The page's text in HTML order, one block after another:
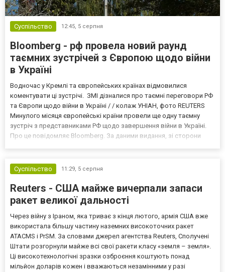
Суспільство 12:45, 5 серпня
Bloomberg - рф провела новий раунд
таємних зустрічей з Європою щодо війни
в Україні
Водночас у Кремлі та європейських країнах відмовилися
коментувати ці зустрічі. ЗМІ дізналися про таємні переговори РФ
та Європи щодо війни в Україні / / колаж УНІАН, фото REUTERS
Минулого місяця європейські країни провели ще одну таємну
зустріч з представниками РФ щодо завершення війни в Україні.
Про це повідомляє Bloomberg. За даними видання, зі сторони
Суспільство
11:29, 5 серпня
Reuters - США майже вичерпали запаси
ракет великої дальності
Через війну з Іраном, яка триває з кінця лютого, армія США вже
використала більшу частину наземних високоточних ракет
ATACMS і PrSM. За словами джерел агентства Reuters, Сполучені
Штати розгорнули майже всі свої ракети класу «земля – земля».
Ці високотехнологічні зразки озброєння коштують понад
мільйон доларів кожен і вважаються незамінними у разі